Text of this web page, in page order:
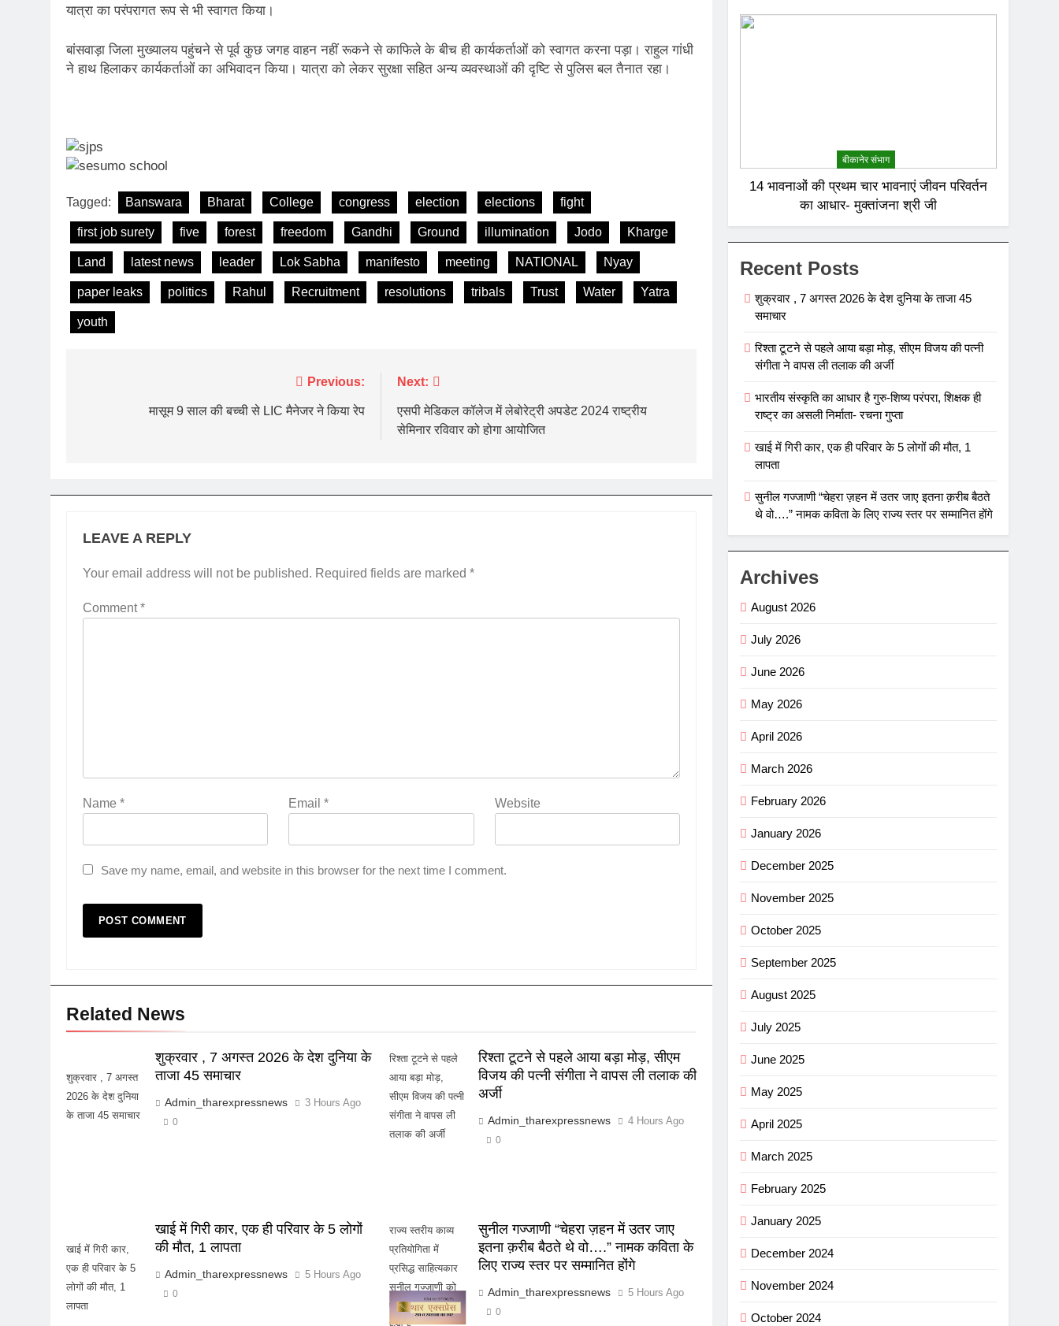
यात्रा का परंपरागत रूप से भी स्वागत किया।
बांसवाड़ा जिला मुख्यालय पहुंचने से पूर्व कुछ जगह वाहन नहीं रूकने से काफिले के बीच ही कार्यकर्ताओं को स्वागत करना पड़ा। राहुल गांधी
ने हाथ हिलाकर कार्यकर्ताओं का अभिवादन किया। यात्रा को लेकर सुरक्षा सहित अन्य व्यवस्थाओं की दृष्टि से पुलिस बल तैनात रहा।
Tagged: Banswara Bharat College congress election elections fight
first job surety five forest freedom Gandhi Ground illumination Jodo Kharge
Land latest news leader Lok Sabha manifesto meeting NATIONAL Nyay
paper leaks politics Rahul Recruitment resolutions tribals Trust Water Yatra
youth
navigation
Previous:
मासूम 9 साल की बच्ची से LIC मैनेजर ने किया रेप
Next:
एसपी मेडिकल कॉलेज में लेबोरेट्री अपडेट 2024 राष्ट्रीय
सेमिनार रविवार को होगा आयोजित
LEAVE A REPLY
Your email address will not be published. Required fields are marked *
Comment*
Name * Email* Website
Save my name, email, and website in this browser for the next time I comment.
Related News
शुक्रवार , 7 अगस्त
2026 के देश दुनिया
के ताजा 45 समाचार
शुक्रवार , 7 अगस्त 2026 के देश दुनिया के
ताजा 45 समाचार
Admin_tharexpressnews 3 Hours Ago
0
रिश्ता टूटने से पहले
आया बड़ा मोड़,
सीएम विजय की पत्नी
संगीता ने वापस ली
तलाक की अर्जी
रिश्ता टूटने से पहले आया बड़ा मोड़, सीएम
विजय की पत्नी संगीता ने वापस ली तलाक की
अर्जी
Admin_tharexpressnews 4 Hours Ago
0
खाई में गिरी कार,
एक ही परिवार के 5
लोगों की मौत, 1
लापता
खाई में गिरी कार, एक ही परिवार के 5 लोगों
की मौत, 1 लापता
Admin_tharexpressnews 5 Hours Ago
0
राज्य स्तरीय काव्य
प्रतियोगिता में
प्रसिद्ध साहित्यकार
सुनील गज्जाणी को
प्रथम स्थान प्राप्त
सुनील गज्जाणी “चेहरा ज़हन में उतर जाए
इतना क़रीब बैठते थे वो….” नामक कविता के
लिए राज्य स्तर पर सम्मानित होंगे
Admin_tharexpressnews 5 Hours Ago
0
बीकानेर संभाग
14 भावनाओं की प्रथम चार भावनाएं जीवन परिवर्तन
का आधार- मुक्तांजना श्री जी
Recent Posts
शुक्रवार , 7 अगस्त 2026 के देश दुनिया के ताजा 45
समाचार
रिश्ता टूटने से पहले आया बड़ा मोड़, सीएम विजय की पत्नी
संगीता ने वापस ली तलाक की अर्जी
भारतीय संस्कृति का आधार है गुरु-शिष्य परंपरा, शिक्षक ही
राष्ट्र का असली निर्माता- रचना गुप्ता
खाई में गिरी कार, एक ही परिवार के 5 लोगों की मौत, 1
लापता
सुनील गज्जाणी “चेहरा ज़हन में उतर जाए इतना क़रीब बैठते
थे वो….” नामक कविता के लिए राज्य स्तर पर सम्मानित होंगे
Archives
August 2026
July 2026
June 2026
May 2026
April 2026
March 2026
February 2026
January 2026
December 2025
November 2025
October 2025
September 2025
August 2025
July 2025
June 2025
May 2025
April 2025
March 2025
February 2025
January 2025
December 2024
November 2024
October 2024